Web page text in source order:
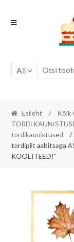
Skip
Skip
All
Esileht /
Kõik
tordikaunistused
/
tordipilt aabitsaga
KOOLITEED!”